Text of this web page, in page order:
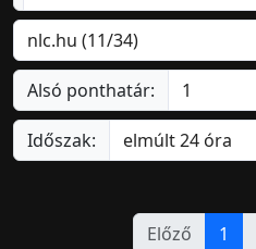
Alsó ponthatár:
Időszak:
Előző 1